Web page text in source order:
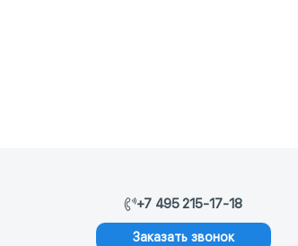
+7 495 215-17-18
Заказать звонок